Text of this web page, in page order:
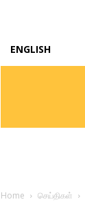
ENGLISH
Home செய்திகள்